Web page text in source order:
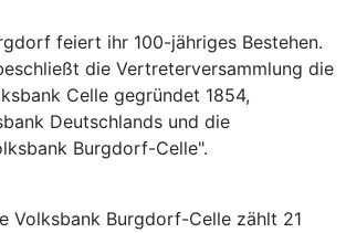
feiert ihr 100-jähriges Bestehen.
die Vertreterversammlung die
Celle gegründet 1854,
Deutschlands und die
Burgdorf-Celle".
Volksbank Burgdorf-Celle zählt 21